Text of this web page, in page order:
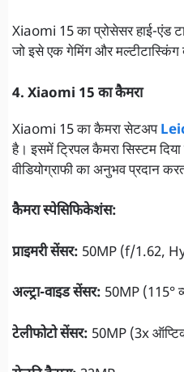
Xiaomi 15 का प्रोसेसर हाई-एंड
जो इसे एक गेमिंग और मल्टीटास्किंग
4. Xiaomi 15 का कैमरा
Xiaomi 15 का कैमरा सेटअप
है। इसमें ट्रिपल कैमरा सिस्टम
वीडियोग्राफी का अनुभव प्रदान
कैमरा स्पेसिफिकेशंस:
प्राइमरी सेंसर: 50MP (f/1.62,
अल्ट्रा-वाइड सेंसर: 50MP (115°
टेलीफोटो सेंसर: 50MP (3x